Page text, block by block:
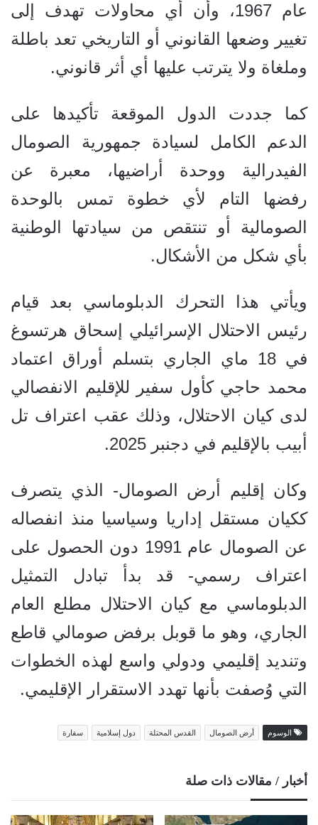
عام 1967، وأن أي محاولات تهدف إلى
تغيير وضعها القانوني أو التاريخي تعد باطلة
وملغاة ولا يترتب عليها أي أثر قانوني.
كما جددت الدول الموقعة تأكيدها على
الدعم الكامل لسيادة جمهورية الصومال
الفيدرالية ووحدة أراضيها، معبرة عن
رفضها التام لأي خطوة تمس بالوحدة
الصومالية أو تنتقص من سيادتها الوطنية
بأي شكل من الأشكال.
ويأتي هذا التحرك الدبلوماسي بعد قيام
رئيس الاحتلال الإسرائيلي إسحاق هرتسوغ
في 18 ماي الجاري بتسلم أوراق اعتماد
محمد حاجي كأول سفير للإقليم الانفصالي
لدى كيان الاحتلال، وذلك عقب اعتراف تل
أبيب بالإقليم في دجنبر 2025.
وكان إقليم أرض الصومال- الذي يتصرف
ككيان مستقل إداريا وسياسيا منذ انفصاله
عن الصومال عام 1991 دون الحصول على
اعتراف رسمي- قد بدأ تبادل التمثيل
الدبلوماسي مع كيان الاحتلال مطلع العام
الجاري، وهو ما قوبل برفض صومالي قاطع
وتنديد إقليمي ودولي واسع لهذه الخطوات
التي وُصفت بأنها تهدد الاستقرار الإقليمي.
الوسوم أرض الصومال القدس المحتلة دول إسلامية سفارة
أخبار / مقالات ذات صلة